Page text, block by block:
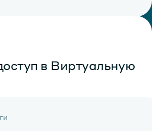
в Виртуальную